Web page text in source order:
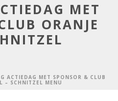
MET
ORANJE
ACTIEDAG MET SPONSOR & CLUB
– SCHNITZEL MENU